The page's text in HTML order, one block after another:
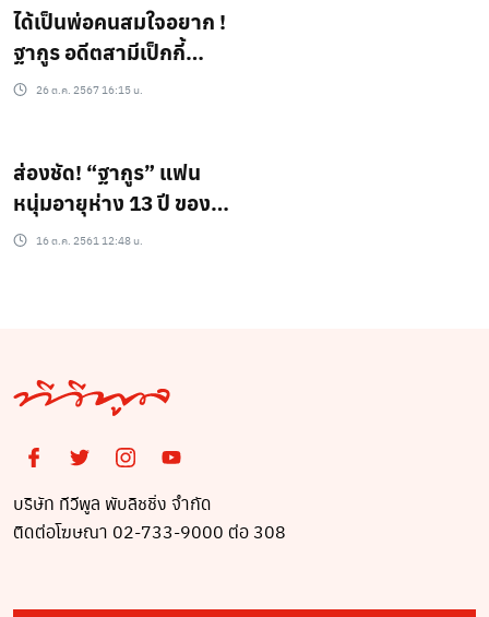
ได้เป็นพ่อคนสมใจอยาก !
ฐากูร อดีตสามีเป็กกี้
ประกาศข่าวดี ลูกน้อย
26 ต.ค. 2567 16:15 น.
ส่องชัด! “ฐากูร” แฟน
หนุ่มอายุห่าง 13 ปี ของ
“เป็กกี้ ศรีธัญญา”
16 ต.ค. 2561 12:48 น.
บริษัท ทีวีพูล พับลิชชิ่ง จำกัด
ติดต่อโฆษณา 02-733-9000 ต่อ 308